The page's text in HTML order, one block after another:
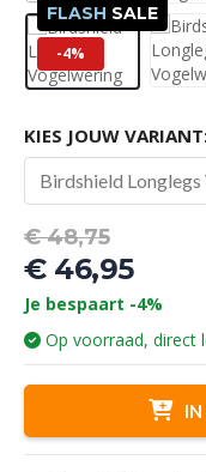
FLASH SALE
-4%
KIES JOUW
Birdshield
€48,75
prijs
was:
€ 48,75.
€46,95
Huidige
prijs
is:
€ 46,95.
Je bespaart -4%
Op voorraad, direct